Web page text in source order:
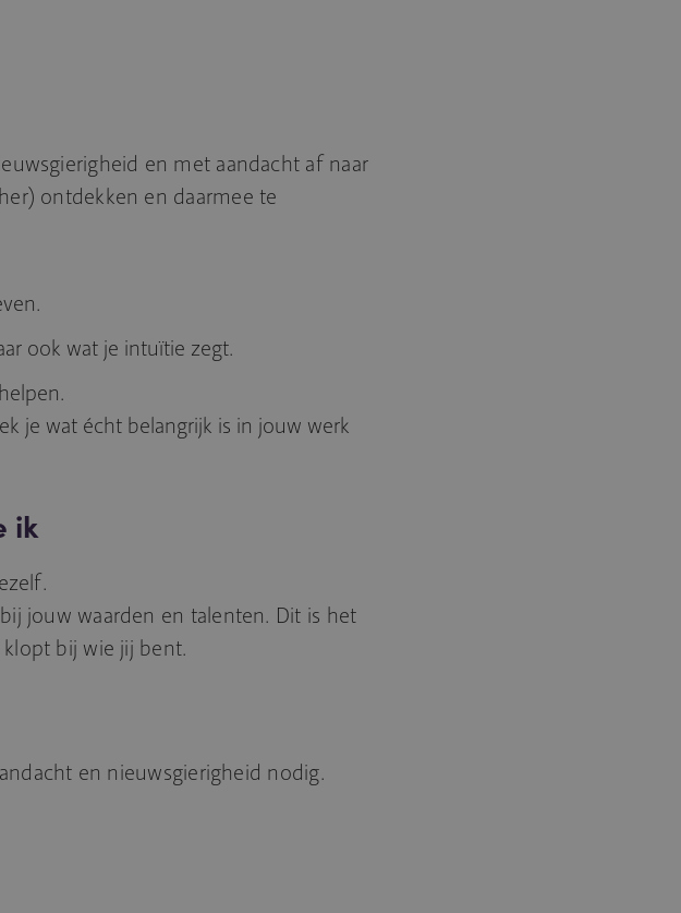
en met aandacht af naar
ontdekken en daarmee te
ook wat je intuïtie zegt.
je wat écht belangrijk is in jouw werk
ik
jouw waarden en talenten. Dit is het
bij wie jij bent.
en nieuwsgierigheid nodig.